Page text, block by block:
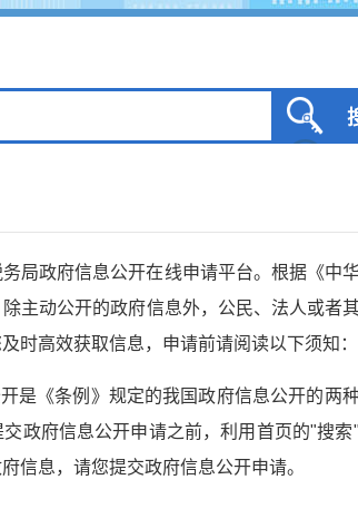
局政府信息公开在线申请平台。根据《中
主动公开的政府信息外，公民、法人或者
时高效获取信息，申请前请阅读以下须知：
是《条例》规定的我国政府信息公开的两
政府信息公开申请之前，利用首页的"搜
信息，请您提交政府信息公开申请。